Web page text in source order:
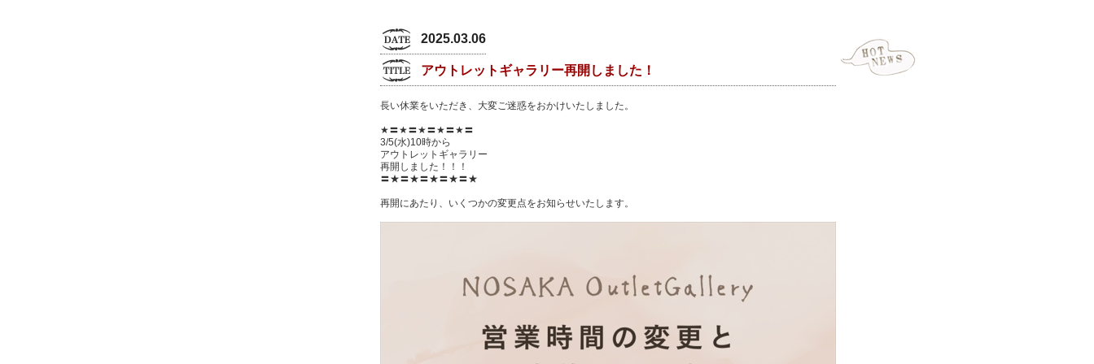
2025.03.06
アウトレットギャラリー再開しました！
長い休業をいただき、大変ご迷惑をおかけいたしました。
★〓★〓★〓★〓★〓
3/5(水)10時から
アウトレットギャラリー
再開しました！！！
〓★〓★〓★〓★〓★
再開にあたり、いくつかの変更点をお知らせいたします。